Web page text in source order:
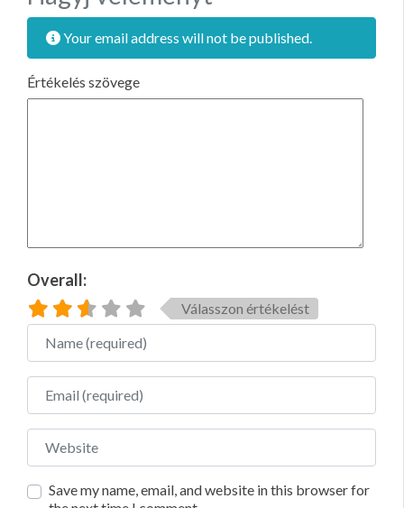
Your email address will not be published.
Értékelés szövege
Overall:
Válasszon értékelést
Name
Email
Website
Save my name, email, and website in this browser for